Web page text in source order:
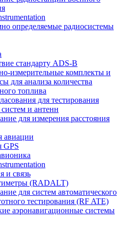
определяемые радиосистемы
стандарту ADS-B
измерительные комплекты и
для анализа количества
топлива
для тестирования
и антенн
для измерения расстояния
GPS
и связь
(RADALT)
для систем автоматического
тестирования (RF ATE)
аэронавигационные системы